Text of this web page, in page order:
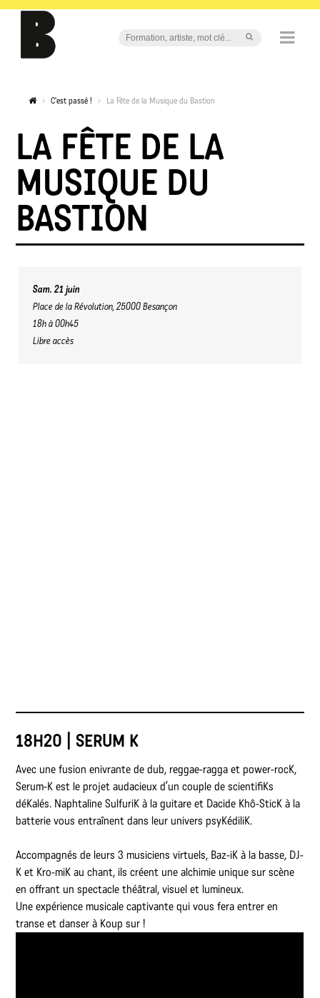
C'est passé ! La Fête de la Musique du Bastion
LA FÊTE DE LA
MUSIQUE DU
BASTION
Sam. 21 juin
Place de la Révolution, 25000 Besançon
18h à 00h45
Libre accès
18H20 | SERUM K
Avec une fusion enivrante de dub, reggae-ragga et power-rocK,
Serum-K est le projet audacieux d’un couple de scientifiKs
déKalés. Naphtaline SulfuriK à la guitare et Dacide Khô-SticK à la
batterie vous entraînent dans leur univers psyKédiliK.
Accompagnés de leurs 3 musiciens virtuels, Baz-iK à la basse, DJ-
K et Kro-miK au chant, ils créent une alchimie unique sur scène
en offrant un spectacle théâtral, visuel et lumineux.
Une expérience musicale captivante qui vous fera entrer en
transe et danser à Koup sur !